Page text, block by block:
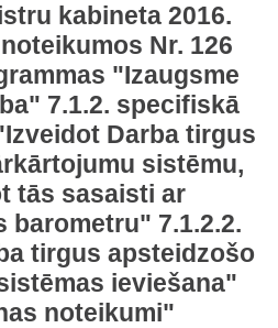
kabineta 2016.
Nr. 126
"Izaugsme
7.1.2. specifiskā
Darba tirgus
sistēmu,
tās sasaisti ar
barometru" 7.1.2.2.
tirgus apsteidzošo
ieviešana"
noteikumi"